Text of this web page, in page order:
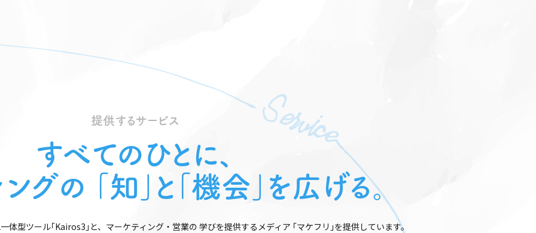
提供するサー ビス
すべてのひとに、
ングの ｢知｣と｢機会｣を広げる。
体型ツール｢Kairos3｣と、マーケティング・営業の 学びを提供するメディア ｢マケフリ｣を提供しています。